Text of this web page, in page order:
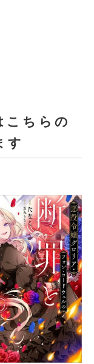
こちらの
す